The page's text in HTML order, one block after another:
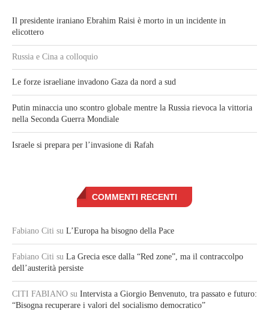
Il presidente iraniano Ebrahim Raisi è morto in un incidente in
elicottero
Russia e Cina a colloquio
Le forze israeliane invadono Gaza da nord a sud
Putin minaccia uno scontro globale mentre la Russia rievoca la vittoria
nella Seconda Guerra Mondiale
Israele si prepara per l’invasione di Rafah
COMMENTI RECENTI
Fabiano Citi su L’Europa ha bisogno della Pace
Fabiano Citi su La Grecia esce dalla “Red zone”, ma il contraccolpo
dell’austerità persiste
CITI FABIANO su Intervista a Giorgio Benvenuto, tra passato e futuro:
“Bisogna recuperare i valori del socialismo democratico”